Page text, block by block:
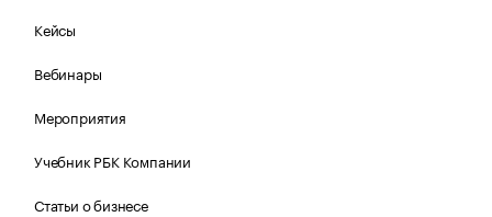
Кейсы
Вебинары
Мероприятия
Учебник РБК Компании
Статьи о бизнесе